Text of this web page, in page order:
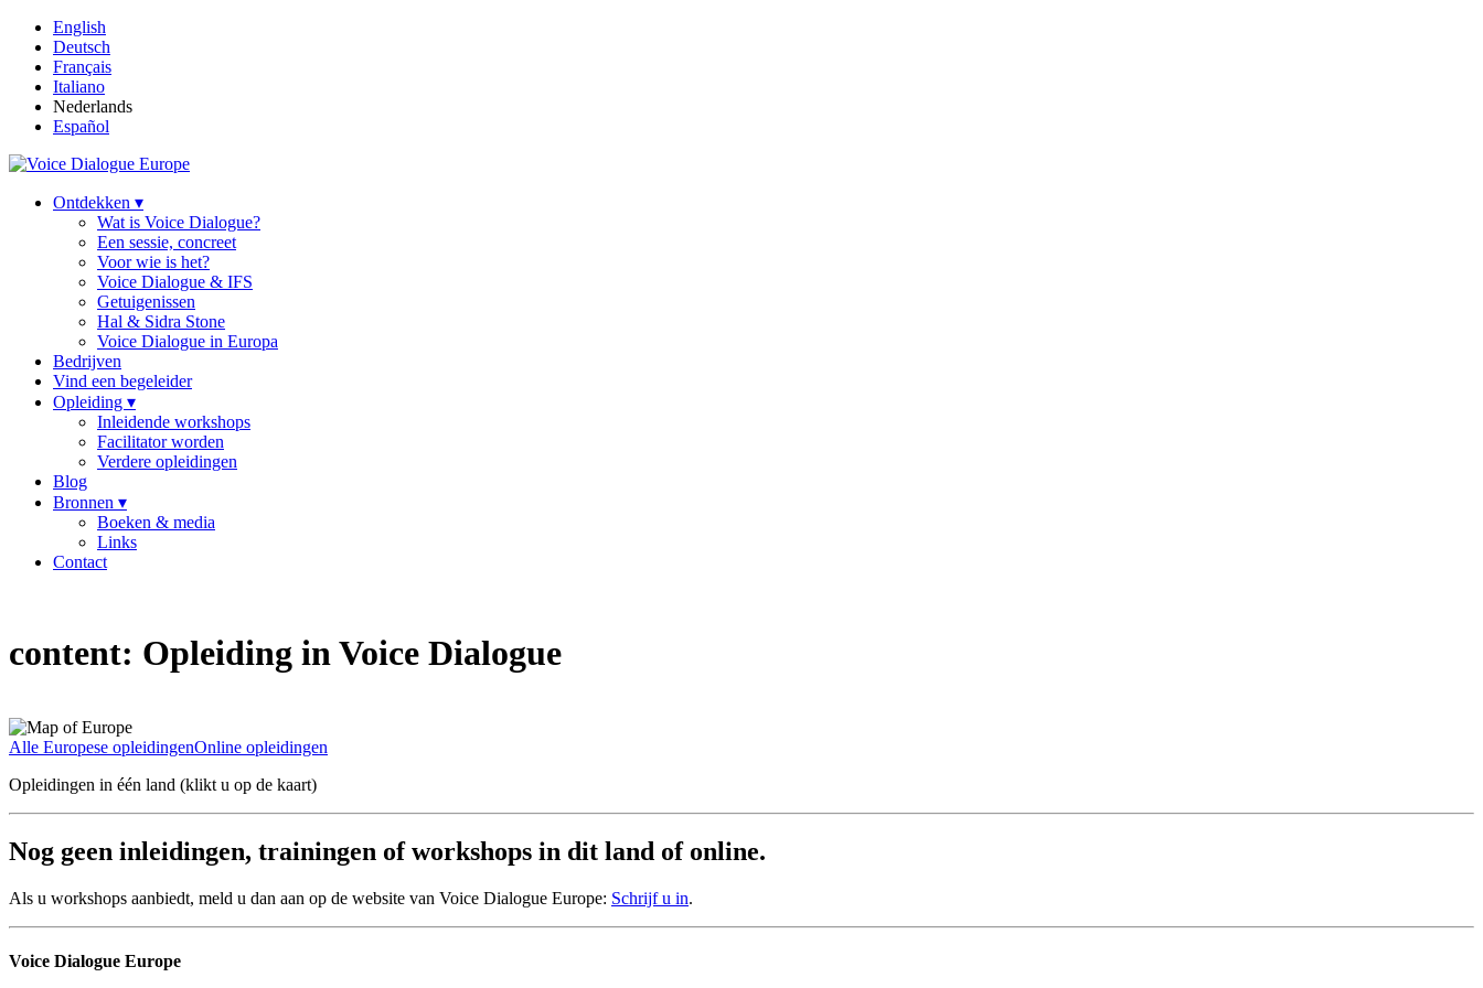
English
Deutsch
Français
Italiano
Nederlands
Español
Ontdekken ▾
Wat is Voice Dialogue?
Een sessie, concreet
Voor wie is het?
Voice Dialogue & IFS
Getuigenissen
Hal & Sidra Stone
Voice Dialogue in Europa
Bedrijven
Vind een begeleider
Opleiding ▾
Inleidende workshops
Facilitator worden
Verdere opleidingen
Blog
Bronnen ▾
Boeken & media
Links
Contact
content: Opleiding in Voice Dialogue
Alle Europese opleidingenOnline opleidingen
Opleidingen in één land (klikt u op de kaart)
Nog geen inleidingen, trainingen of workshops in dit land of online.
Als u workshops aanbiedt, meld u dan aan op de website van Voice Dialogue Europe: Schrijf u in.
Voice Dialogue Europe